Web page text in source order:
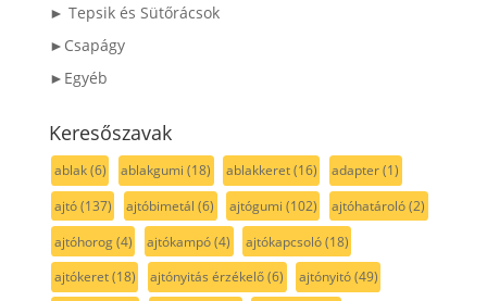
► Tepsik és Sütőrácsok
►Csapágy
►Egyéb
Keresőszavak
ablak(6) ablakgumi (18) ablakkeret(16) adapter(1)
ajtó(137) ajtóbimetál (6) ajtógumi (102) ajtóhatároló(2)
ajtóhorog(4) ajtókampó(4) ajtókapcsoló(18)
ajtókeret(18) ajtónyitás érzékelő(6) ajtónyitó(49)